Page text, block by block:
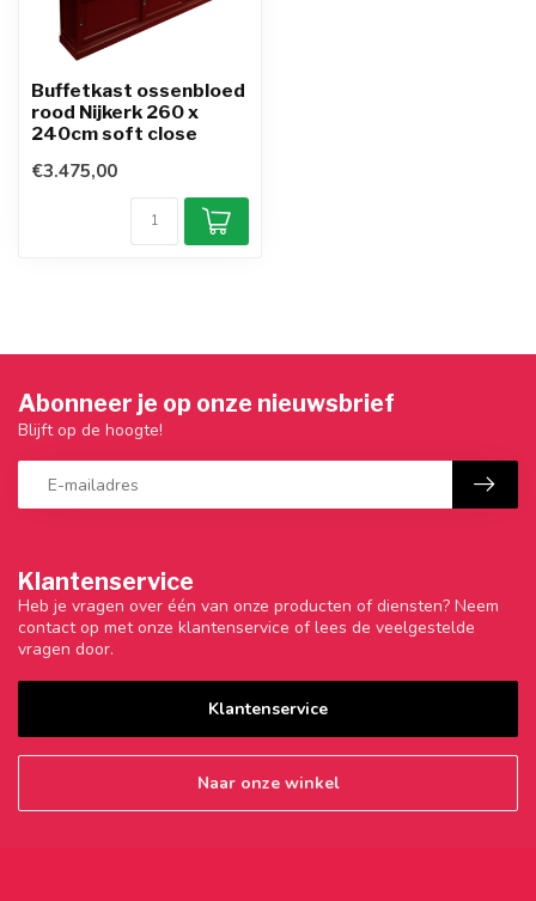
Buffetkast ossenbloed
rood Nijkerk 260 x
240cm soft close
€3.475,00
Klantenservice
Heb je vragen over één van onze producten of diensten? Neem
contact op met onze klantenservice of lees de veelgestelde
vragen door.
Klantenservice
Naar onze winkel
Abonneer je op onze nieuwsbrief
Blijft op de hoogte!